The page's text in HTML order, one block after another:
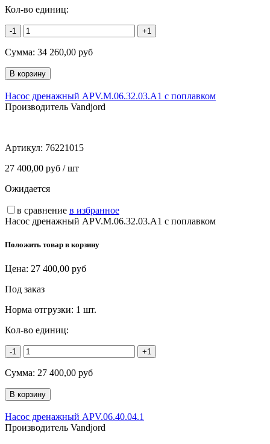
Кол-во единиц:
-1 +1
Сумма: 34 260,00 руб
Насос дренажный APV.M.06.32.03.A1 с поплавком
Производитель Vandjord
Артикул: 76221015
27 400,00 руб / шт
Ожидается
в сравнение в избранное
Насос дренажный APV.M.06.32.03.A1 с поплавком
Положить товар в корзину
Цена: 27 400,00 руб
Под заказ
Норма отгрузки: 1 шт.
Кол-во единиц:
-1 +1
Сумма: 27 400,00 руб
Насос дренажный APV.06.40.04.1
Производитель Vandjord